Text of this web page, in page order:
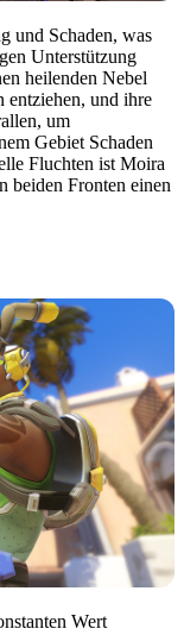
und Schaden, was
Unterstützung
heilenden Nebel
entziehen, und ihre
um
Gebiet Schaden
Fluchten ist Moira
beiden Fronten einen
Wert